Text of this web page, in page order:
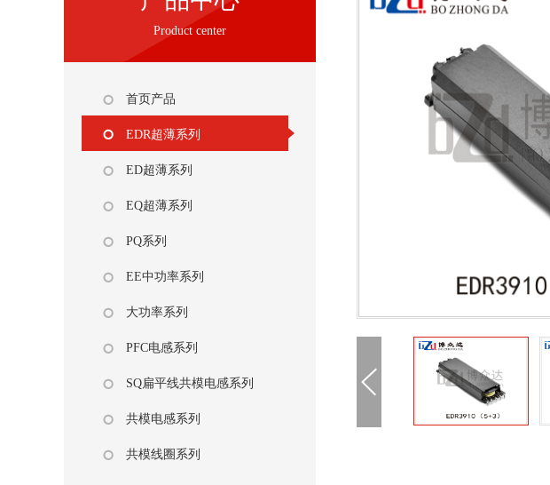
Product center
首页产品
EDR超薄系列
ED超薄系列
EQ超薄系列
PQ系列
EE中功率系列
大功率系列
PFC电感系列
SQ扁平线共模电感系列
共模电感系列
共模线圈系列